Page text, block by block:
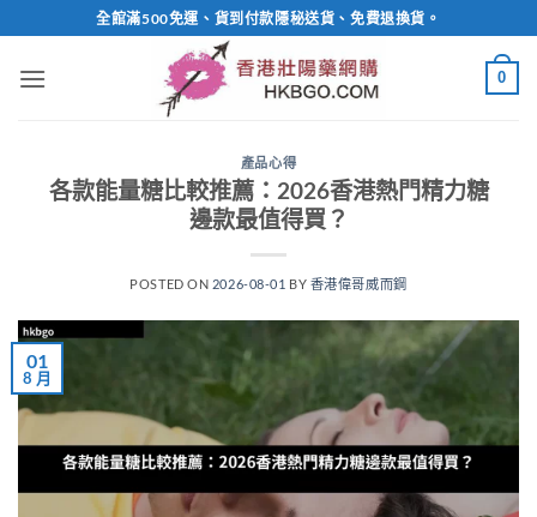
to
content
全館滿500免運、貨到付款隱秘送貨、免費退換貨。
0
產品心得
各款能量糖比較推薦：2026香港熱門精力糖
邊款最值得買？
POSTED ON 2026-08-01 BY 香港偉哥威而鋼
01
8 月